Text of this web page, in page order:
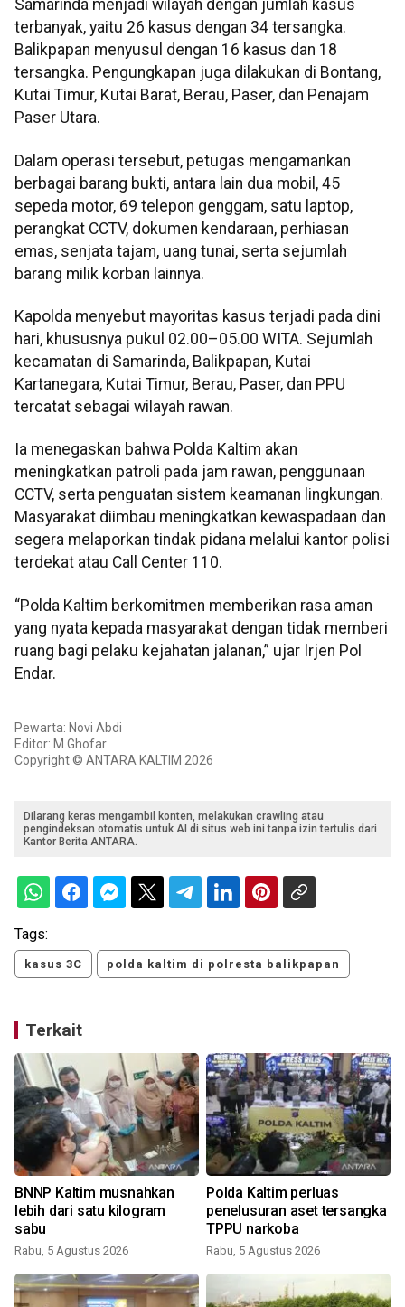
Samarinda menjadi wilayah dengan jumlah kasus
terbanyak, yaitu 26 kasus dengan 34 tersangka.
Balikpapan menyusul dengan 16 kasus dan 18
tersangka. Pengungkapan juga dilakukan di Bontang,
Kutai Timur, Kutai Barat, Berau, Paser, dan Penajam
Paser Utara.
Dalam operasi tersebut, petugas mengamankan
berbagai barang bukti, antara lain dua mobil, 45
sepeda motor, 69 telepon genggam, satu laptop,
perangkat CCTV, dokumen kendaraan, perhiasan
emas, senjata tajam, uang tunai, serta sejumlah
barang milik korban lainnya.
Kapolda menyebut mayoritas kasus terjadi pada dini
hari, khususnya pukul 02.00–05.00 WITA. Sejumlah
kecamatan di Samarinda, Balikpapan, Kutai
Kartanegara, Kutai Timur, Berau, Paser, dan PPU
tercatat sebagai wilayah rawan.
Ia menegaskan bahwa Polda Kaltim akan
meningkatkan patroli pada jam rawan, penggunaan
CCTV, serta penguatan sistem keamanan lingkungan.
Masyarakat diimbau meningkatkan kewaspadaan dan
segera melaporkan tindak pidana melalui kantor polisi
terdekat atau Call Center 110.
“Polda Kaltim berkomitmen memberikan rasa aman
yang nyata kepada masyarakat dengan tidak memberi
ruang bagi pelaku kejahatan jalanan,” ujar Irjen Pol
Endar.
Pewarta: Novi Abdi
Editor: M.Ghofar
Copyright © ANTARA KALTIM 2026
Dilarang keras mengambil konten, melakukan crawling atau
pengindeksan otomatis untuk AI di situs web ini tanpa izin tertulis dari
Kantor Berita ANTARA.
Tags:
kasus 3C polda kaltim di polresta balikpapan
Terkait
BNNP Kaltim musnahkan
lebih dari satu kilogram
sabu
Rabu, 5 Agustus 2026
Polda Kaltim perluas
penelusuran aset tersangka
TPPU narkoba
Rabu, 5 Agustus 2026